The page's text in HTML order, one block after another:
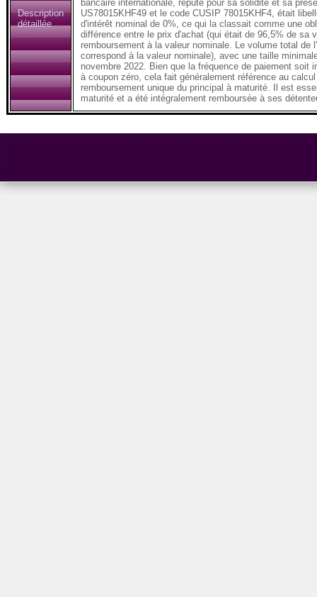
Description
détaillée
bancaire internationale, réputé pour sa solidité et sa
US78015KHF49 et le code CUSIP 78015KHF4, était
d'intérêt nominal de 0%, ce qui la classait comme une
différence entre le prix d'achat (qui était de 96,5% de sa
remboursement à la valeur nominale. Le volume total
correspond à la valeur nominale), avec une taille
novembre 2022. Bien que la fréquence de paiement soit
à coupon zéro, cela fait généralement référence au
remboursement unique du principal à maturité. Il est
maturité et a été intégralement remboursée à ses